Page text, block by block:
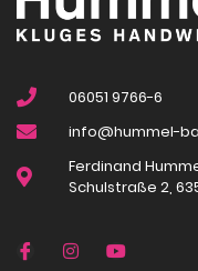
06051 9766-6
info@hummel-
Ferdinand
Schulstraße 2,